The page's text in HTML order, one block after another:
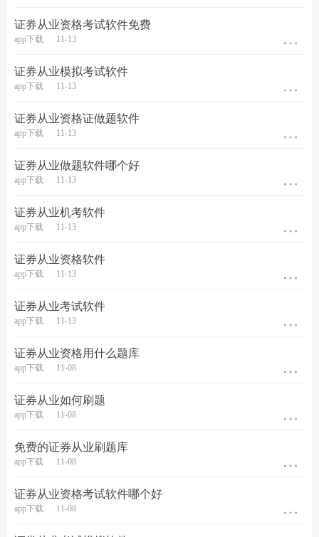
第四种：证券从业干货笔记。
2023版证券从业《金融市场基础知识》、《证券市场
券研究报告业务》干货笔记均已上线，本资料由233
网校助教团队精心整理，提炼了各章节重要考点，每
章后面附有历年考题，考生可在学习完本章知识点后
进行真题练习，加强巩固。旨在帮助考生读薄
教材，
对于需要抓重点、自己无法总结，或需要提升备考效
率的考生来说，是一份再适合不过的精品资料！
证券从业资格考试软件免费
app下载 11-13
证券从业模拟考试软件
app下载 11-13
证券从业资格证做题软件
app下载 11-13
证券从业做题软件哪个好
app下载 11-13
证券从业机考软件
app下载 11-13
证券从业资格软件
app下载 11-13
证券从业考试软件
app下载 11-13
证券从业资格用什么题库
app下载 11-08
证券从业如何刷题
app下载 11-08
免费的证券从业刷题库
app下载 11-08
证券从业资格考试软件哪个好
app下载 11-08